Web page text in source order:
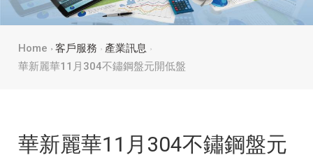
Home 客戶服務
產業訊息
華新麗華11月304不鏽鋼盤元開低盤
華新麗華11月304不鏽鋼盤元